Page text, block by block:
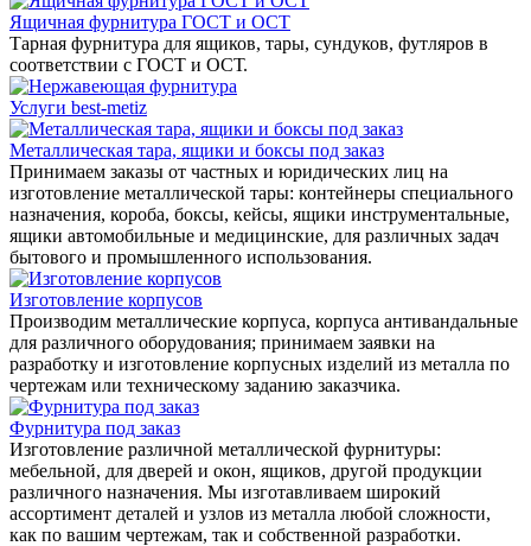
Ящичная фурнитура ГОСТ и ОСТ
Тарная фурнитура для ящиков, тары, сундуков, футляров в
соответствии с ГОСТ и ОСТ.
Услуги best-metiz
Металлическая тара, ящики и боксы под заказ
Принимаем заказы от частных и юридических лиц на
изготовление металлической тары: контейнеры специального
назначения, короба, боксы, кейсы, ящики инструментальные,
ящики автомобильные и медицинские, для различных задач
бытового и промышленного использования.
Изготовление корпусов
Производим металлические корпуса, корпуса антивандальные
для различного оборудования; принимаем заявки на
разработку и изготовление корпусных изделий из металла по
чертежам или техническому заданию заказчика.
Фурнитура под заказ
Изготовление различной металлической фурнитуры:
мебельной, для дверей и окон, ящиков, другой продукции
различного назначения. Мы изготавливаем широкий
ассортимент деталей и узлов из металла любой сложности,
как по вашим чертежам, так и собственной разработки.